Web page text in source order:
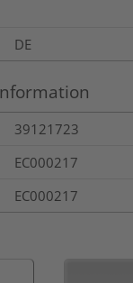
DE
39121723
EC000217
EC000217